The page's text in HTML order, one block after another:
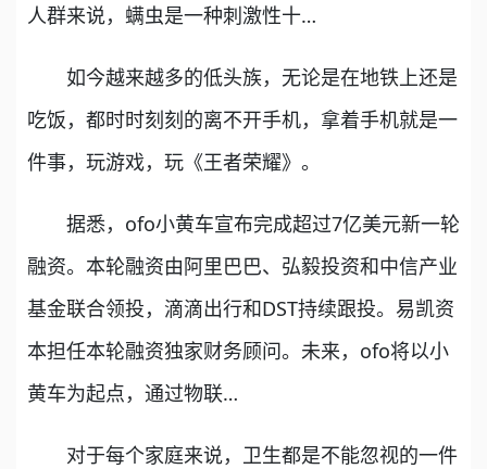
人群来说，螨虫是一种刺激性十…
如今越来越多的低头族，无论是在地铁上还是
吃饭，都时时刻刻的离不开手机，拿着手机就是一
件事，玩游戏，玩《王者荣耀》。
据悉，ofo小黄车宣布完成超过7亿美元新一轮
融资。本轮融资由阿里巴巴、弘毅投资和中信产业
基金联合领投，滴滴出行和DST持续跟投。易凯资
本担任本轮融资独家财务顾问。未来，ofo将以小
黄车为起点，通过物联…
对于每个家庭来说，卫生都是不能忽视的一件